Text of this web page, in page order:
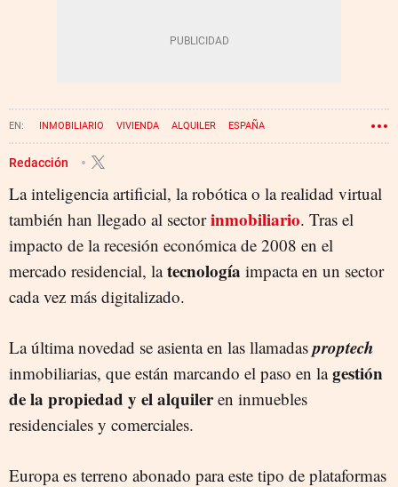
INMOBILIARIO VIVIENDA ALQUILER ESPAÑA
Redacción
La inteligencia artificial, la robótica o la realidad virtual
también han llegado al sectorinmobiliario. Tras el
impacto de la recesión económica de 2008 en el
mercado residencial, latecnología impacta en un sector
cada vez más digitalizado.
La última novedad se asienta en las llamadasproptech
inmobiliarias, que están marcando el paso en lagestión
de la propiedad y el alquileren inmuebles
residenciales y comerciales.
Europa es terreno abonado para este tipo de plataformas